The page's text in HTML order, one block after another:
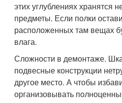
этих углублениях хранятся
предметы. Если полки
расположенных там вещах
влага.
Сложности в демонтаже.
подвесные конструкции
другое место. А чтобы
организовывать